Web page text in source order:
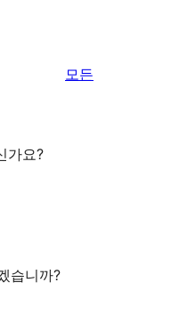
모든
가요?
습니까?